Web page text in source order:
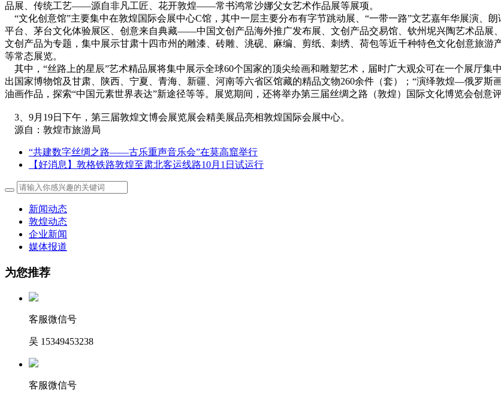
品展、传统工艺——源自非凡工匠、花开敦煌——常书鸿常沙娜父女艺术作品展等展项。
“文化创意馆”主要集中在敦煌国际会展中心C馆，其中一层主要分布有字节跳动展、“一带一路”文艺嘉年华展演
平台、茅台文化体验展区、创意来自典藏——中国文创产品海外推广发布展、文创产品交易馆、钦州坭兴陶艺术品展
文创产品为专题，集中展示甘肃十四市州的雕漆、砖雕、洮砚、麻编、剪纸、刺绣、荷包等近千种特色文化创意旅游
等常态展览。
其中，“丝路上的星辰”艺术精品展将集中展示全球60个国家的顶尖绘画和雕塑艺术，届时广大观众可在一个展厅
出国家博物馆及甘肃、陕西、宁夏、青海、新疆、河南等六省区馆藏的精品文物260余件（套）；“演绎敦煌—俄罗斯
油画作品，探索“中国元素世界表达”新途径等等。展览期间，还将举办第三届丝绸之路（敦煌）国际文化博览会创意
3、9月19日下午，第三届敦煌文博会展览展会精美展品亮相敦煌国际会展中心。
源自：敦煌市旅游局
“共建数字丝绸之路——古乐重声音乐会”在莫高窟举行
【好消息】敦格铁路敦煌至肃北客运线路10月1日试运行
新闻动态
敦煌动态
企业新闻
媒体报道
为您推荐
客服微信号
吴 15349453238
客服微信号